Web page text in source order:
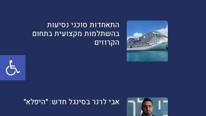
פתח
התאחדות סוכני נסיעות
בהשתלמות מקצועית בתחום
הקרוזים
אבי לרנר בסינגל חדש: "היפלא"